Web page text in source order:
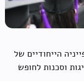
הייחודיים של
וסכנות לחופש